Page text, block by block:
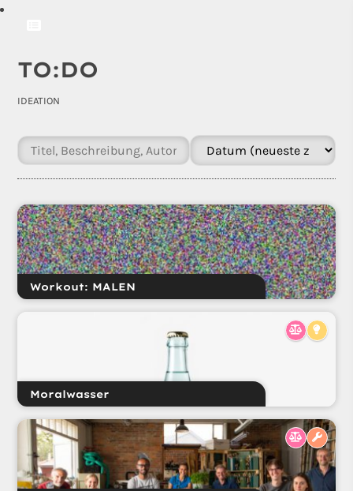
TO:DO
IDEATION
Workout: MALEN
Moralwasser